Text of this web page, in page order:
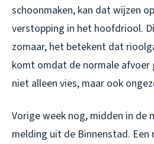
schoonmaken, kan dat wijzen
verstopping in het hoofdriool.
zomaar, het betekent dat
komt omdat de normale afvoer
niet alleen vies, maar ook
Vorige week nog, midden in de
melding uit de Binnenstad.